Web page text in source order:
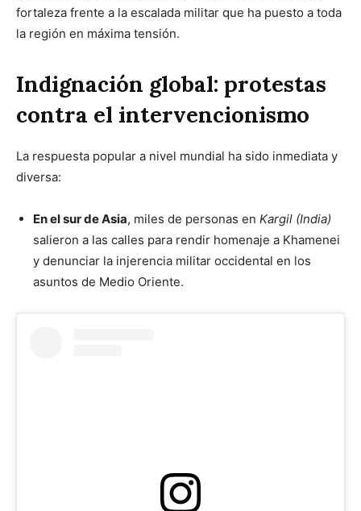
fortaleza frente a la escalada militar que ha puesto a toda
la región en máxima tensión.
Indignación global: protestas
contra el intervencionismo
La respuesta popular a nivel mundial ha sido inmediata y
diversa:
En el sur de Asia, miles de personas en Kargil (India)
salieron a las calles para rendir homenaje a Khamenei
y denunciar la injerencia militar occidental en los
asuntos de Medio Oriente.